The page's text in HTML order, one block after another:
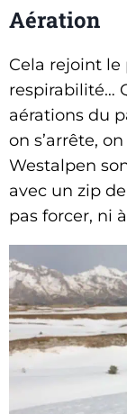
Aération
Cela rejoint le
respirabilité…
aérations du
on s’arrête,
Westalpen
avec un zip
pas forcer, ni